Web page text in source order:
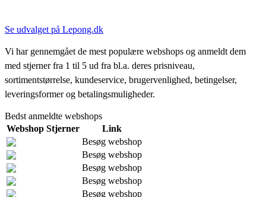
Se udvalget på Lepong.dk
Vi har gennemgået de mest populære webshops og anmeldt dem
med stjerner fra 1 til 5 ud fra bl.a. deres prisniveau,
sortimentstørrelse, kundeservice, brugervenlighed, betingelser,
leveringsformer og betalingsmuligheder.
Bedst anmeldte webshops
Webshop Stjerner
Link
Besøg webshop
Besøg webshop
Besøg webshop
Besøg webshop
Besøg webshop